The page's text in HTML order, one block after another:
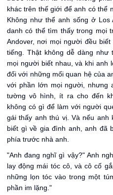
khác trên thế giới để anh có thể
Không như thể anh sống ở
danh có thể tìm thấy trong mọi
Andover, nơi mọi người đều
tiếng. Thật không dễ dàng
mọi người biết nhau, và khi anh
đối với những mối quan hệ của
với phần lớn mọi người, nhưng
tường vô hình, ít ra cho đến
không có gì để làm với người
gái thấy anh thú vị. Và nếu anh
biết gì về gia đình anh, anh đã
phía trước nhà anh.
"Anh đang nghĩ gì vậy?" Anh
lay động mái tóc cô, và cô cố
những lọn tóc vào trong một
phần im lặng."